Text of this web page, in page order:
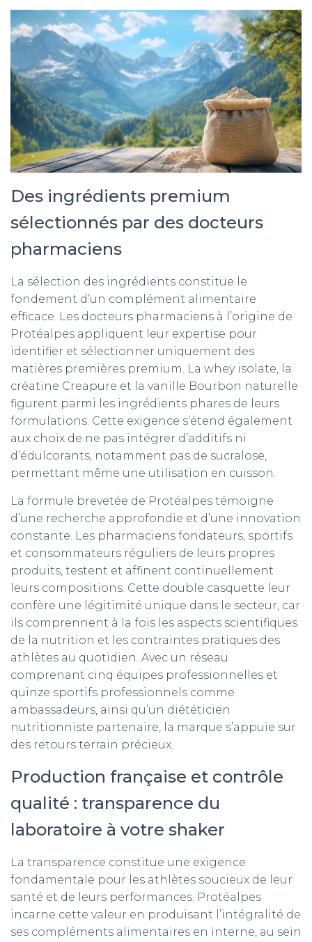
Des ingrédients premium
sélectionnés par des docteurs
pharmaciens
La sélection des ingrédients constitue le
fondement d’un complément alimentaire
efficace. Les docteurs pharmaciens à l’origine de
Protéalpes appliquent leur expertise pour
identifier et sélectionner uniquement des
matières premières premium. La whey isolate, la
créatine Creapure et la vanille Bourbon naturelle
figurent parmi les ingrédients phares de leurs
formulations. Cette exigence s’étend également
aux choix de ne pas intégrer d’additifs ni
d’édulcorants, notamment pas de sucralose,
permettant même une utilisation en cuisson.
La formule brevetée de Protéalpes témoigne
d’une recherche approfondie et d’une innovation
constante. Les pharmaciens fondateurs, sportifs
et consommateurs réguliers de leurs propres
produits, testent et affinent continuellement
leurs compositions. Cette double casquette leur
confère une légitimité unique dans le secteur, car
ils comprennent à la fois les aspects scientifiques
de la nutrition et les contraintes pratiques des
athlètes au quotidien. Avec un réseau
comprenant cinq équipes professionnelles et
quinze sportifs professionnels comme
ambassadeurs, ainsi qu’un diététicien
nutritionniste partenaire, la marque s’appuie sur
des retours terrain précieux.
Production française et contrôle
qualité : transparence du
laboratoire à votre shaker
La transparence constitue une exigence
fondamentale pour les athlètes soucieux de leur
santé et de leurs performances. Protéalpes
incarne cette valeur en produisant l’intégralité de
ses compléments alimentaires en interne, au sein